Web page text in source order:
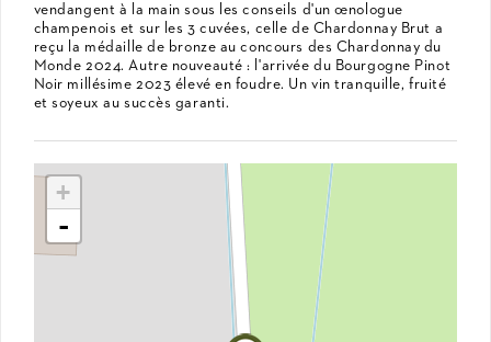
vendangent à la main sous les conseils d'un œnologue
champenois et sur les 3 cuvées, celle de Chardonnay Brut a
reçu la médaille de bronze au concours des Chardonnay du
Monde 2024. Autre nouveauté : l'arrivée du Bourgogne Pinot
Noir millésime 2023 élevé en foudre. Un vin tranquille, fruité
et soyeux au succès garanti.
+
-